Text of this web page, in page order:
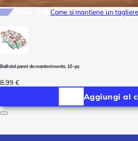
Come si mantiene un
Ballistol panni da mantenimento, 10-pz
8,99 €
Aggiungi al